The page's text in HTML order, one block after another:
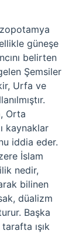
güneşe
belirten
Şemsiler
Urfa ve
Orta
kaynaklar
iddia eder.
İslam
nedir,
bilinen
düalizm
Başka
ışık